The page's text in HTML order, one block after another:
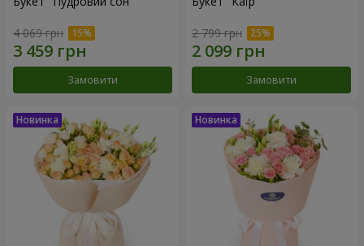
4 069 грн
Замовити
2 799 грн
Замовити